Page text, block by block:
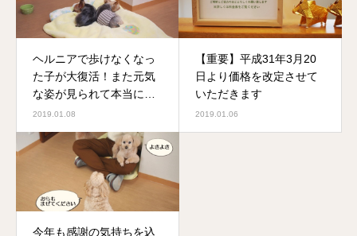
ヘルニアで歩けなくなっ
た子が大復活！また元気
な姿が見られて本当に嬉
しいです
2019.01.08
【重要】平成31年3月20
日より価格を改定させて
いただきます
2019.01.06
今年も感謝の気持ちを込